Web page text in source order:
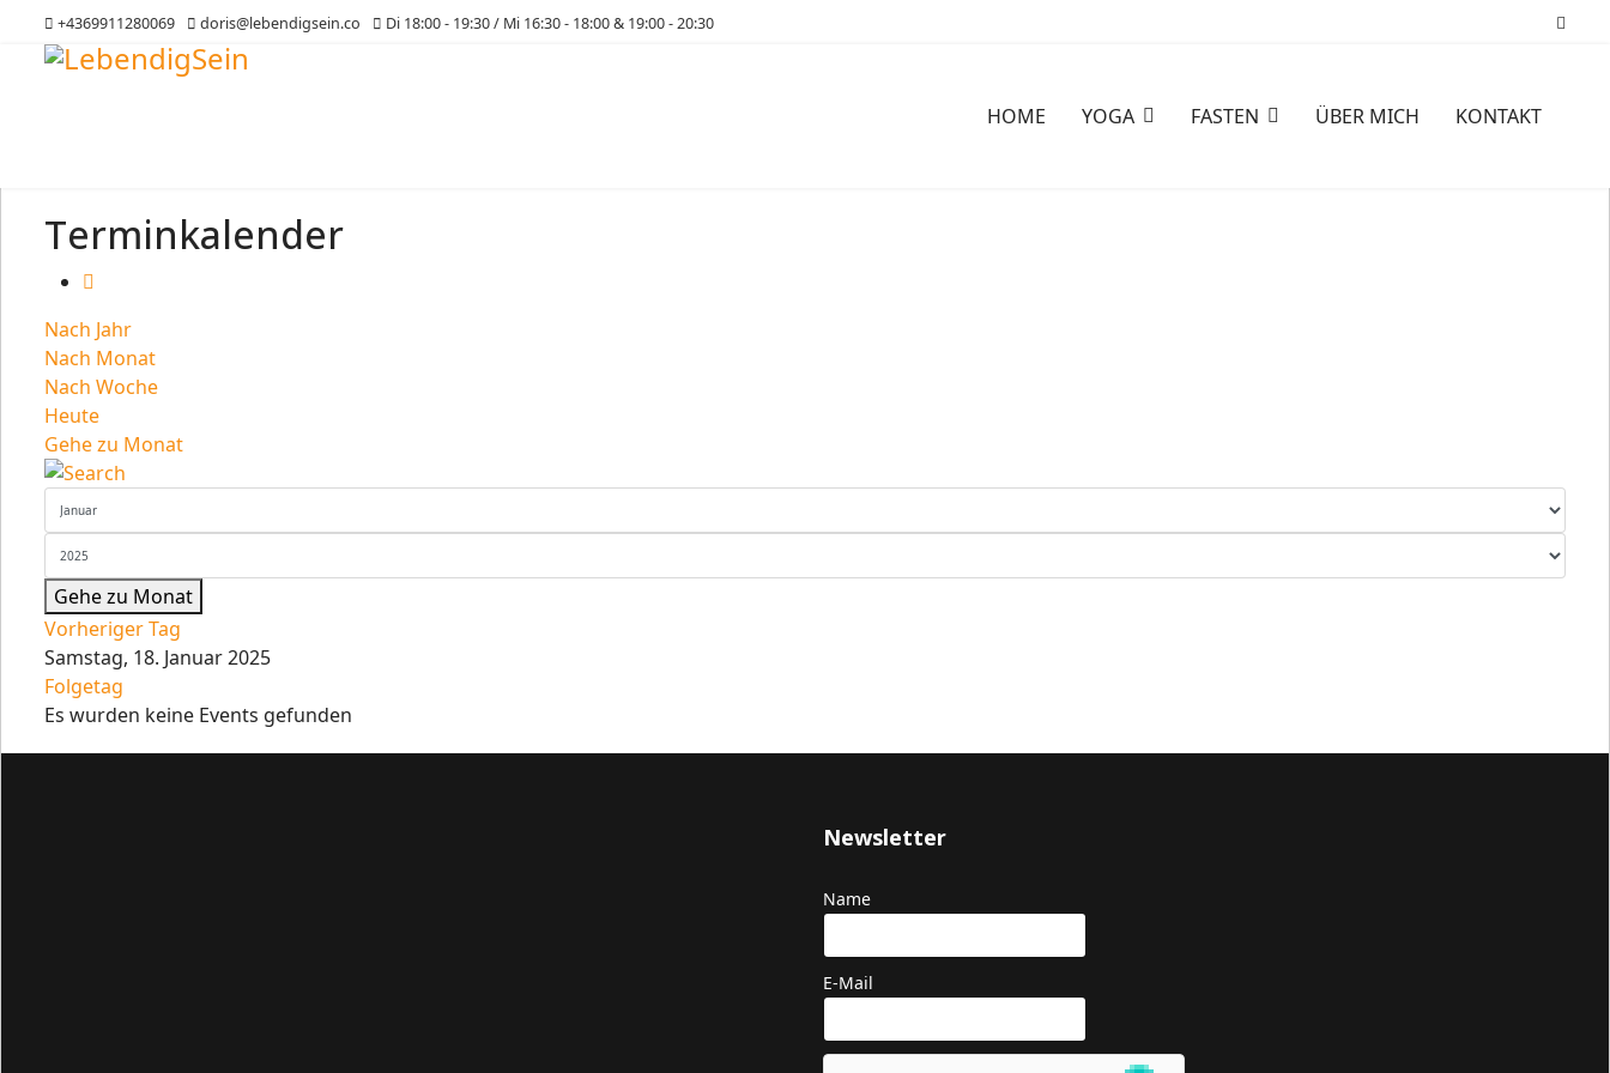
+4369911280069 doris@lebendigsein.co Di 18:00 - 19:30 / Mi 16:30 - 18:00 & 19:00 - 20:30
HOME YOGA FASTEN ÜBER MICH KONTAKT
Terminkalender
Nach Jahr
Nach Monat
Nach Woche
Heute
Gehe zu Monat
Gehe zu Monat
Vorheriger Tag
Samstag, 18. Januar 2025
Folgetag
Es wurden keine Events gefunden
Newsletter
Name
E-Mail